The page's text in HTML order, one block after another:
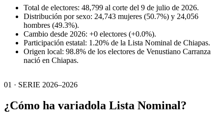
Total de electores: 48,799 al corte del 9 de julio de 2026.
Distribución por sexo: 24,743 mujeres (50.7%) y 24,056
hombres (49.3%).
Cambio desde 2026: +0 electores (+0.0%).
Participación estatal: 1.20% de la Lista Nominal de Chiapas.
Origen local: 98.8% de los electores de Venustiano Carranza
nació en Chiapas.
01 · SERIE 2026–2026
¿Cómo ha variadola Lista Nominal?